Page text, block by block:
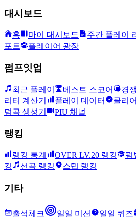
대시보드
홈 마이 대시보드 주간 플레이
포트
플레이어 광장
펌프잇업
최근 플레이 베스트 스코어 경
리티 계산기
플레이 데이터 클리
덤곡 생성기
PIU 채널
랭킹
랭킹 통계 OVER LV.20 랭킹 펌
킹
선곡 랭킹 스텝 랭킹
기타
출석체크 일일 미션 일일 퀴즈